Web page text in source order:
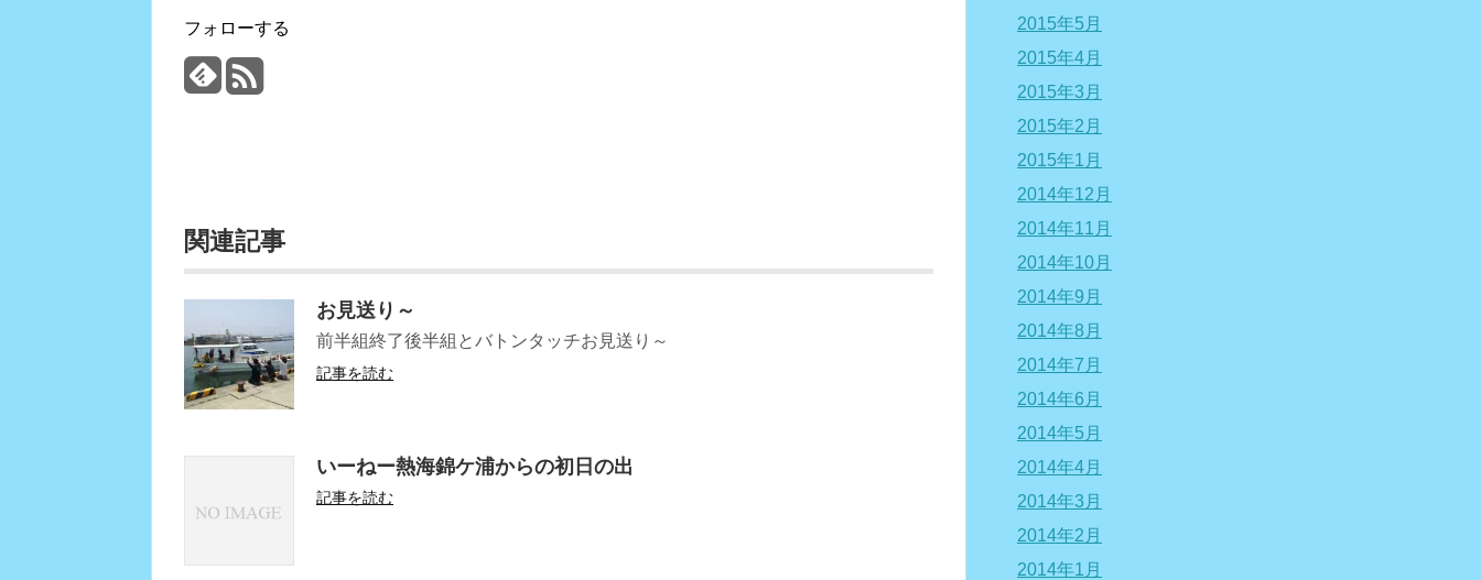
フォローする
関連記事
お見送り～
前半組終了後半組とバトンタッチお見送り～
記事を読む
いーねー熱海錦ケ浦からの初日の出
記事を読む
2015年5月
2015年4月
2015年3月
2015年2月
2015年1月
2014年12月
2014年11月
2014年10月
2014年9月
2014年8月
2014年7月
2014年6月
2014年5月
2014年4月
2014年3月
2014年2月
2014年1月